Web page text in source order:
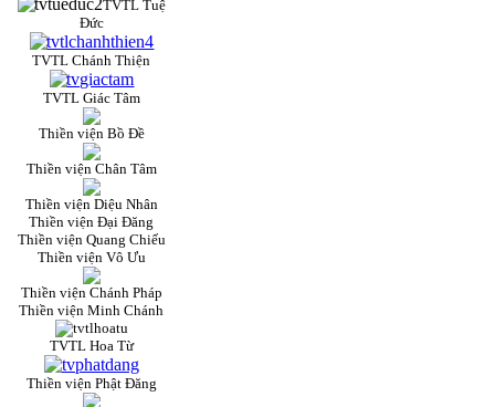
TVTL Tuệ
Đức
TVTL Chánh Thiện
TVTL Giác Tâm
Thiền viện Bồ Đề
Thiền viện Chân Tâm
Thiền viện Diệu Nhân
Thiền viện Đại Đăng
Thiền viện Quang Chiếu
Thiền viện Vô Ưu
Thiền viện Chánh Pháp
Thiền viện Minh Chánh
TVTL Hoa Từ
Thiền viện Phật Đăng